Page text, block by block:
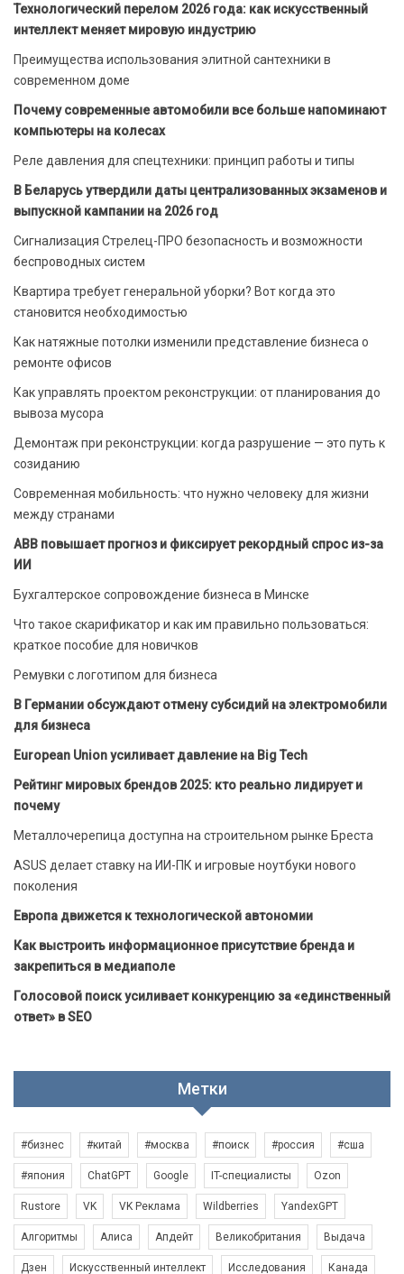
Технологический перелом 2026 года: как искусственный
интеллект меняет мировую индустрию
Преимущества использования элитной сантехники в
современном доме
Почему современные автомобили все больше напоминают
компьютеры на колесах
Реле давления для спецтехники: принцип работы и типы
В Беларусь утвердили даты централизованных экзаменов и
выпускной кампании на 2026 год
Сигнализация Стрелец-ПРО безопасность и возможности
беспроводных систем
Квартира требует генеральной уборки? Вот когда это
становится необходимостью
Как натяжные потолки изменили представление бизнеса о
ремонте офисов
Как управлять проектом реконструкции: от планирования до
вывоза мусора
Демонтаж при реконструкции: когда разрушение — это путь к
созиданию
Современная мобильность: что нужно человеку для жизни
между странами
ABB повышает прогноз и фиксирует рекордный спрос из-за
ИИ
Бухгалтерское сопровождение бизнеса в Минске
Что такое скарификатор и как им правильно пользоваться:
краткое пособие для новичков
Ремувки с логотипом для бизнеса
В Германии обсуждают отмену субсидий на электромобили
для бизнеса
European Union усиливает давление на Big Tech
Рейтинг мировых брендов 2025: кто реально лидирует и
почему
Металлочерепица доступна на строительном рынке Бреста
ASUS делает ставку на ИИ-ПК и игровые ноутбуки нового
поколения
Европа движется к технологической автономии
Как выстроить информационное присутствие бренда и
закрепиться в медиаполе
Голосовой поиск усиливает конкуренцию за «единственный
ответ» в SEO
Метки
#бизнес #китай #москва #поиск #россия #сша
#япония ChatGPT Google IT-специалисты Ozon
Rustore VK VK Реклама Wildberries YandexGPT
Алгоритмы Алиса Апдейт Великобритания Выдача
Дзен Искусственный интеллект Исследования Канада